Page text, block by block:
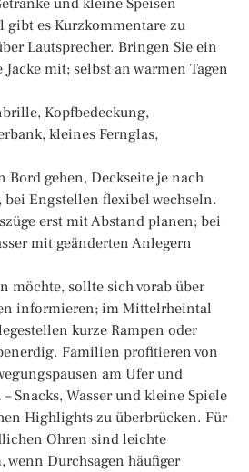
gibt es Kurzkommentare zu
Lautsprecher. Bringen Sie ein
mit; selbst an warmen Tagen
Kopfbedeckung,
kleines Fernglas,
Bord gehen, Deckseite je nach
bei Engstellen flexibel wechseln.
erst mit Abstand planen; bei
mit geänderten Anlegern
möchte, sollte sich vorab über
informieren; im Mittelrheintal
kurze Rampen oder
Familien profitieren von
am Ufer und
Snacks, Wasser und kleine Spiele
Highlights zu überbrücken. Für
Ohren sind leichte
wenn Durchsagen häufiger